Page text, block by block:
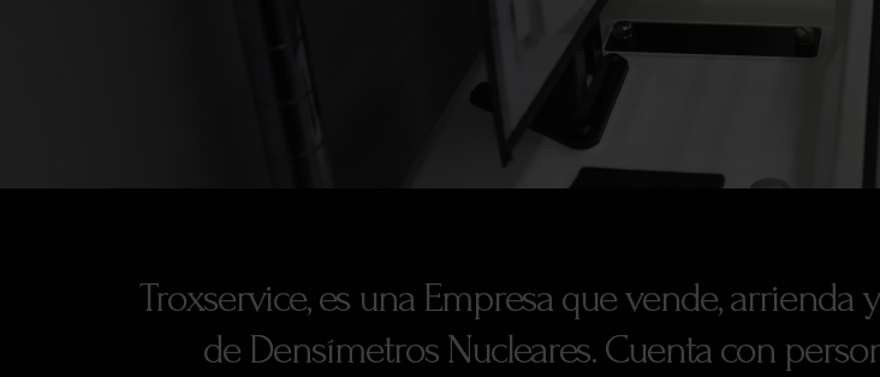
Troxservice, es una Empresa que vende,
de Densímetros Nucleares. Cuenta con